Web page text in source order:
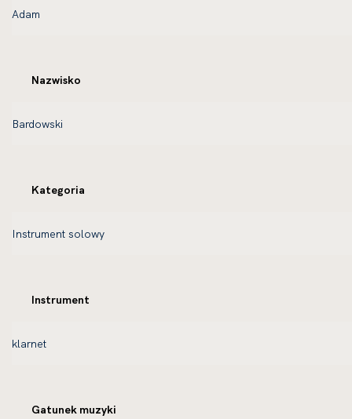
Nazwisko
Kategoria
Instrument
Gatunek muzyki